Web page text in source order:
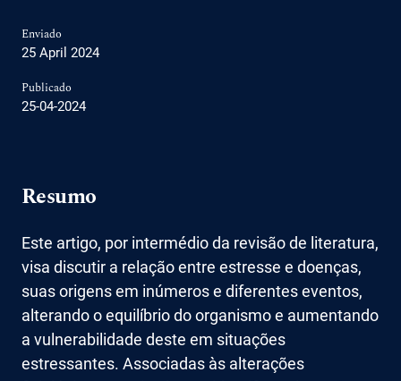
Enviado
25 April 2024
Publicado
25-04-2024
Resumo
Este artigo, por intermédio da revisão de literatura,
visa discutir a relação entre estresse e doenças,
suas origens em inúmeros e diferentes eventos,
alterando o equilíbrio do organismo e aumentando
a vulnerabilidade deste em situações
estressantes. Associadas às alterações